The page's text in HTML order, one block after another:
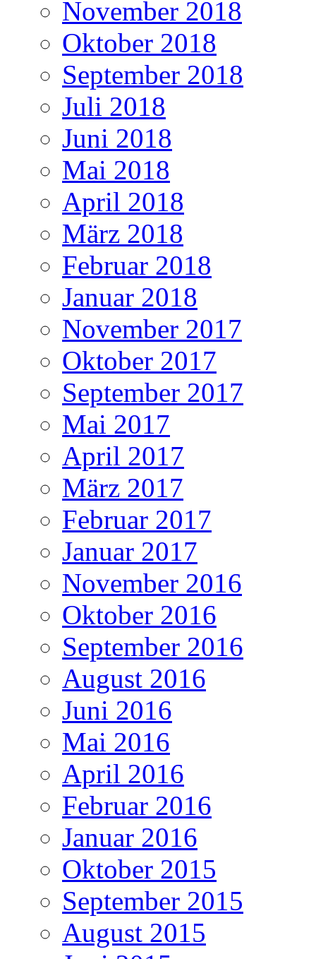
November 2018
Oktober 2018
September 2018
Juli 2018
Juni 2018
Mai 2018
April 2018
März 2018
Februar 2018
Januar 2018
November 2017
Oktober 2017
September 2017
Mai 2017
April 2017
März 2017
Februar 2017
Januar 2017
November 2016
Oktober 2016
September 2016
August 2016
Juni 2016
Mai 2016
April 2016
Februar 2016
Januar 2016
Oktober 2015
September 2015
August 2015